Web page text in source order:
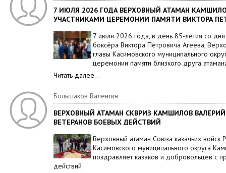
7 ИЮЛЯ 2026 ГОДА ВЕРХОВНЫЙ АТАМАН
УЧАСТНИКАМИ ЦЕРЕМОНИИ ПАМЯТИ ВИКТОРА
7 июля 2026 года, в день 85-летия со
боксёра Виктора Петровича Агеева,
главы Касимовского муниципального
церемонии памяти близкого друга
Читать далее…
Большаков Валентин
ВЕРХОВНЫЙ АТАМАН СКВРИЗ КАМШИЛОВ
ВЕТЕРАНОВ БОЕВЫХ ДЕЙСТВИЙ
Верховный атаман Союза казачьих войск
Касимовского муниципального округа
поздравляет казаков и добровольцев с
действий